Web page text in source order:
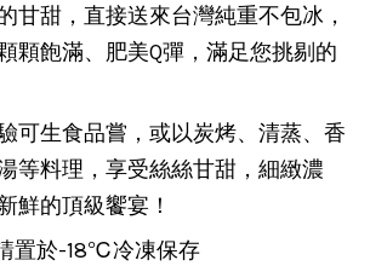
甘甜，直接送來台灣純重不包冰，
顆飽滿、肥美Q彈，滿足您挑剔的
可生食品嘗，或以炭烤、清蒸、香
等料理，享受絲絲甘甜，細緻濃
鮮的頂級饗宴！
置於-18℃冷凍保存